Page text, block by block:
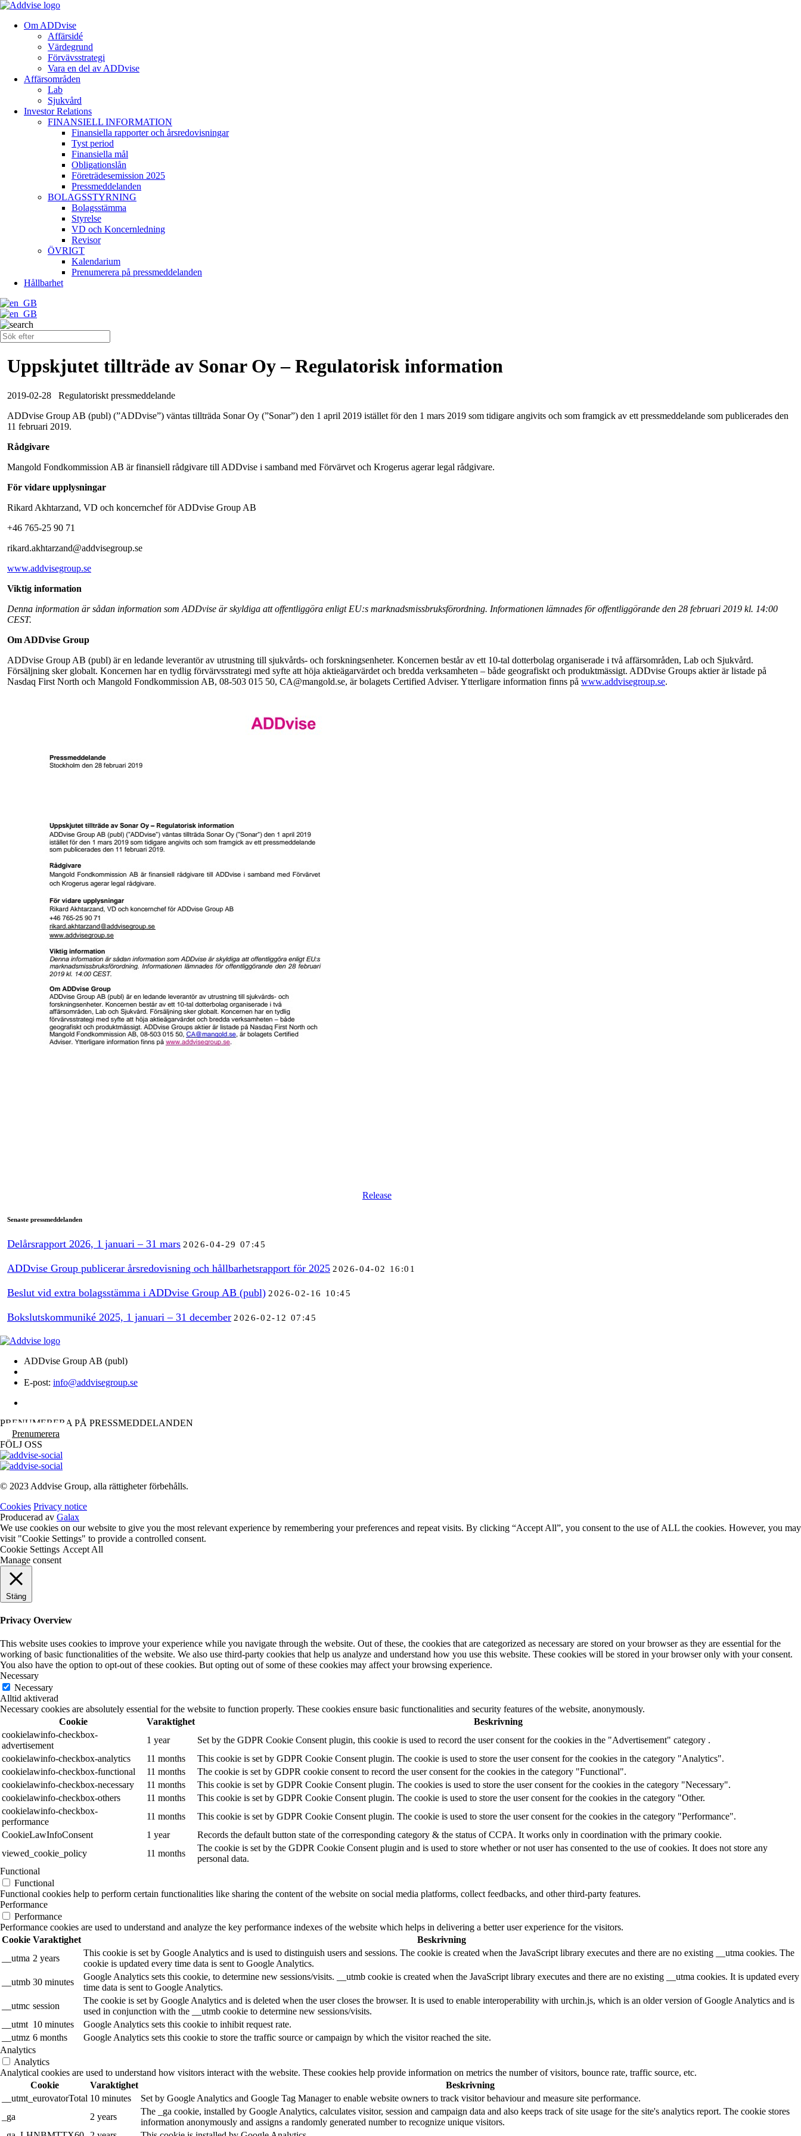
Om ADDvise
Affärsidé
Värdegrund
Förvävsstrategi
Vara en del av ADDvise
Affärsområden
Lab
Sjukvård
Investor Relations
FINANSIELL INFORMATION
Finansiella rapporter och årsredovisningar
Tyst period
Finansiella mål
Obligationslån
Företrädesemission 2025
Pressmeddelanden
BOLAGSSTYRNING
Bolagsstämma
Styrelse
VD och Koncernledning
Revisor
ÖVRIGT
Kalendarium
Prenumerera på pressmeddelanden
Hållbarhet
Uppskjutet tillträde av Sonar Oy – Regulatorisk information
2019-02-28
Regulatoriskt pressmeddelande
ADDvise Group AB (publ) (”ADDvise”) väntas tillträda Sonar Oy (”Sonar”) den 1 april 2019 istället för den 1 mars 2019 som tidigare angivits och som framgick av ett pressmeddelande som publicerades den
11 februari 2019.
Rådgivare
Mangold Fondkommission AB är finansiell rådgivare till ADDvise i samband med Förvärvet och Krogerus agerar legal rådgivare.
För vidare upplysningar
Rikard Akhtarzand, VD och koncernchef för ADDvise Group AB
+46 765-25 90 71
rikard.akhtarzand@addvisegroup.se
www.addvisegroup.se
Viktig information
Denna information är sådan information som ADDvise är skyldiga att offentliggöra enligt EU:s marknadsmissbruksförordning. Informationen lämnades för offentliggörande den 28 februari 2019 kl. 14:00
CEST.
Om ADDvise Group
ADDvise Group AB (publ) är en ledande leverantör av utrustning till sjukvårds- och forskningsenheter. Koncernen består av ett 10-tal dotterbolag organiserade i två affärsområden, Lab och Sjukvård.
Försäljning sker globalt. Koncernen har en tydlig förvärvsstrategi med syfte att höja aktieägarvärdet och bredda verksamheten – både geografiskt och produktmässigt. ADDvise Groups aktier är listade på
Nasdaq First North och Mangold Fondkommission AB, 08-503 015 50, CA@mangold.se, är bolagets Certified Adviser. Ytterligare information finns på www.addvisegroup.se.
Release
Senaste pressmeddelanden
Delårsrapport 2026, 1 januari – 31 mars 2026-04-29 07:45
ADDvise Group publicerar årsredovisning och hållbarhetsrapport för 2025 2026-04-02 16:01
Beslut vid extra bolagsstämma i ADDvise Group AB (publ) 2026-02-16 10:45
Bokslutskommuniké 2025, 1 januari – 31 december 2026-02-12 07:45
ADDvise Group AB (publ)
E-post: info@addvisegroup.se
PRENUMERERA PÅ PRESSMEDDELANDEN
Prenumerera
FÖLJ OSS
© 2023 Addvise Group, alla rättigheter förbehålls.
Cookies Privacy notice
Producerad av Galax
We use cookies on our website to give you the most relevant experience by remembering your preferences and repeat visits. By clicking “Accept All”, you consent to the use of ALL the cookies. However, you may
visit "Cookie Settings" to provide a controlled consent.
Cookie Settings Accept All
Manage consent
Stäng
Privacy Overview
This website uses cookies to improve your experience while you navigate through the website. Out of these, the cookies that are categorized as necessary are stored on your browser as they are essential for the
working of basic functionalities of the website. We also use third-party cookies that help us analyze and understand how you use this website. These cookies will be stored in your browser only with your consent.
You also have the option to opt-out of these cookies. But opting out of some of these cookies may affect your browsing experience.
Necessary
Necessary
Alltid aktiverad
Necessary cookies are absolutely essential for the website to function properly. These cookies ensure basic functionalities and security features of the website, anonymously.
Cookie
Varaktighet
Beskrivning
cookielawinfo-checkbox-
advertisement
1 year
Set by the GDPR Cookie Consent plugin, this cookie is used to record the user consent for the cookies in the "Advertisement" category .
cookielawinfo-checkbox-analytics
11 months
This cookie is set by GDPR Cookie Consent plugin. The cookie is used to store the user consent for the cookies in the category "Analytics".
cookielawinfo-checkbox-functional
11 months
The cookie is set by GDPR cookie consent to record the user consent for the cookies in the category "Functional".
cookielawinfo-checkbox-necessary
11 months
This cookie is set by GDPR Cookie Consent plugin. The cookies is used to store the user consent for the cookies in the category "Necessary".
cookielawinfo-checkbox-others
11 months
This cookie is set by GDPR Cookie Consent plugin. The cookie is used to store the user consent for the cookies in the category "Other.
cookielawinfo-checkbox-
performance
11 months
This cookie is set by GDPR Cookie Consent plugin. The cookie is used to store the user consent for the cookies in the category "Performance".
CookieLawInfoConsent
1 year
Records the default button state of the corresponding category & the status of CCPA. It works only in coordination with the primary cookie.
viewed_cookie_policy
11 months
The cookie is set by the GDPR Cookie Consent plugin and is used to store whether or not user has consented to the use of cookies. It does not store any
personal data.
Functional
Functional
Functional cookies help to perform certain functionalities like sharing the content of the website on social media platforms, collect feedbacks, and other third-party features.
Performance
Performance
Performance cookies are used to understand and analyze the key performance indexes of the website which helps in delivering a better user experience for the visitors.
Cookie Varaktighet
Beskrivning
__utma 2 years
This cookie is set by Google Analytics and is used to distinguish users and sessions. The cookie is created when the JavaScript library executes and there are no existing __utma cookies. The
cookie is updated every time data is sent to Google Analytics.
__utmb 30 minutes
Google Analytics sets this cookie, to determine new sessions/visits. __utmb cookie is created when the JavaScript library executes and there are no existing __utma cookies. It is updated every
time data is sent to Google Analytics.
__utmc session
The cookie is set by Google Analytics and is deleted when the user closes the browser. It is used to enable interoperability with urchin.js, which is an older version of Google Analytics and is
used in conjunction with the __utmb cookie to determine new sessions/visits.
__utmt 10 minutes
Google Analytics sets this cookie to inhibit request rate.
__utmz 6 months
Google Analytics sets this cookie to store the traffic source or campaign by which the visitor reached the site.
Analytics
Analytics
Analytical cookies are used to understand how visitors interact with the website. These cookies help provide information on metrics the number of visitors, bounce rate, traffic source, etc.
Cookie
Varaktighet
Beskrivning
__utmt_eurovatorTotal 10 minutes
Set by Google Analytics and Google Tag Manager to enable website owners to track visitor behaviour and measure site performance.
_ga
2 years
The _ga cookie, installed by Google Analytics, calculates visitor, session and campaign data and also keeps track of site usage for the site's analytics report. The cookie stores
information anonymously and assigns a randomly generated number to recognize unique visitors.